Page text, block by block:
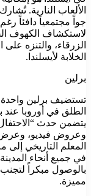
الألعاب النارية.
جواً مجتمعياً دافئاً
لاستكشاف الكهوف
الزرقاء، والتنزه على
الخلابة لأيسلندا.
برلين
تستضيف برلين واحدة
الطلق في أوروبا
يتضمن حدث
وعروض فيديو، وعرض
المعلم التاريخي إلى
في جميع أنحاء
بالوصول مبكراً
مميزة.